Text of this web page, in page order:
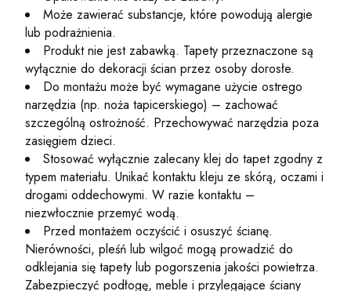
Może zawierać substancje, które powodują alergie
lub podrażnienia.
Produkt nie jest zabawką. Tapety przeznaczone są
wyłącznie do dekoracji ścian przez osoby dorosłe.
Do montażu może być wymagane użycie ostrego
narzędzia (np. noża tapicerskiego) – zachować
szczególną ostrożność. Przechowywać narzędzia poza
zasięgiem dzieci.
Stosować wyłącznie zalecany klej do tapet zgodny z
typem materiału. Unikać kontaktu kleju ze skórą, oczami i
drogami oddechowymi. W razie kontaktu –
niezwłocznie przemyć wodą.
Przed montażem oczyścić i osuszyć ścianę.
Nierówności, pleśń lub wilgoć mogą prowadzić do
odklejania się tapety lub pogorszenia jakości powietrza.
Zabezpieczyć podłogę, meble i przylegające ściany